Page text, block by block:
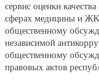
сервис оценки
сферах медицины и
общественному
независимой
общественному
правовых актов